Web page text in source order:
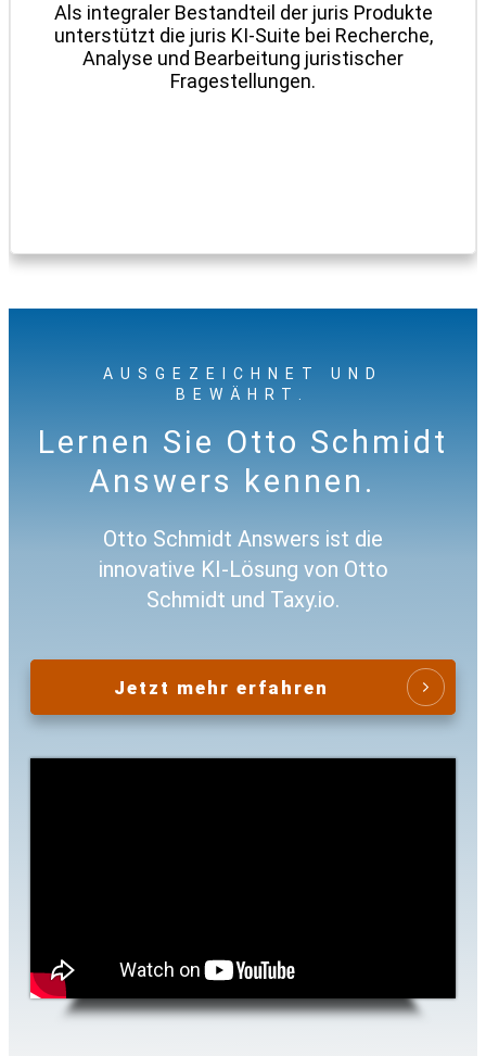
Als integraler Bestandteil der juris Produkte
unterstützt die juris KI-Suite bei Recherche,
Analyse und Bearbeitung juristischer
Fragestellungen.
AUSGEZEICHNET UND
BEWÄHRT.
Lernen Sie Otto Schmidt
Answers kennen.
Otto Schmidt Answers ist die
innovative KI-Lösung von Otto
Schmidt und Taxy.io.
Jetzt mehr erfahren